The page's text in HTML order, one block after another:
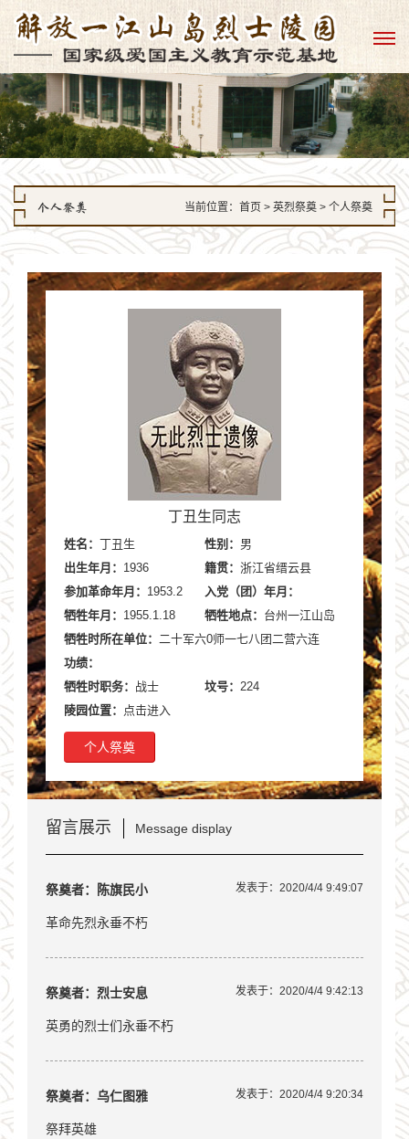
个人祭奠 当前位置： 首页 > 英烈祭奠 > 个人祭奠
丁丑生同志
姓名： 丁丑生 性别： 男
出生年月： 1936 籍贯： 浙江省缙云县
参加革命年月： 1953.2
入党（团）年月：
牺牲年月： 1955.1.18 牺牲地点： 台州一江山岛
牺牲时所在单位： 二十军六0师一七八团二营六连
功绩：
牺牲时职务： 战士 坟号： 224
陵园位置：
点击进入
个人祭奠
留言展示 Message display
祭奠者：陈旗民小 发表于：2020/4/4 9:49:07
革命先烈永垂不朽
祭奠者：烈士安息 发表于：2020/4/4 9:42:13
英勇的烈士们永垂不朽
祭奠者：乌仁图雅 发表于：2020/4/4 9:20:34
祭拜英雄